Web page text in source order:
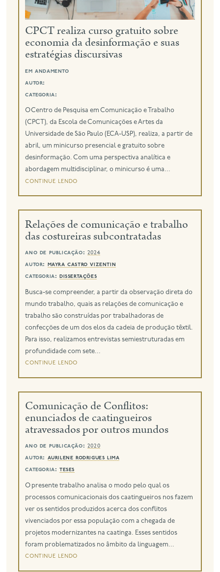
eng
CPCT realiza curso gratuito sobre
economia da desinformação e suas
estratégias discursivas
em andamento
autor:
categoria:
O Centro de Pesquisa em Comunicação e Trabalho
(CPCT), da Escola de Comunicações e Artes da
Universidade de São Paulo (ECA-USP), realiza, a partir de
abril, um minicurso presencial e gratuito sobre
desinformação. Com uma perspectiva analítica e
abordagem multidisciplinar, o minicurso é uma...
continue lendo
Relações de comunicação e trabalho
das costureiras subcontratadas
ano de publicação: 2024
autor: mayra castro vizentin
categoria: dissertações
Busca-se compreender, a partir da observação direta do
mundo trabalho, quais as relações de comunicação e
trabalho são construídas por trabalhadoras de
confecções de um dos elos da cadeia de produção têxtil.
Para isso, realizamos entrevistas semiestruturadas em
profundidade com sete...
continue lendo
Comunicação de Conflitos:
enunciados de caatingueiros
atravessados por outros mundos
ano de publicação: 2020
autor: aurilene rodrigues lima
categoria: teses
O presente trabalho analisa o modo pelo qual os
processos comunicacionais dos caatingueiros nos fazem
ver os sentidos produzidos acerca dos conflitos
vivenciados por essa população com a chegada de
projetos modernizantes na caatinga. Esses sentidos
foram problematizados no âmbito da linguagem...
continue lendo